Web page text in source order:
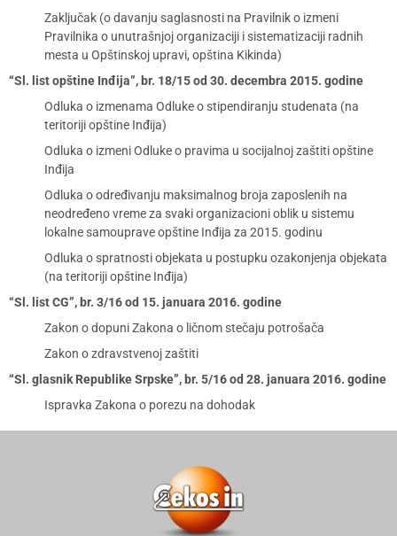
Zaključak (o davanju saglasnosti na Pravilnik o izmeni
Pravilnika o unutrašnjoj organizaciji i sistematizaciji radnih
mesta u Opštinskoj upravi, opština Kikinda)
“Sl. list opštine Inđija”, br. 18/15 od 30. decembra 2015. godine
Odluka o izmenama Odluke o stipendiranju studenata (na
teritoriji opštine Inđija)
Odluka o izmeni Odluke o pravima u socijalnoj zaštiti opštine
Inđija
Odluka o određivanju maksimalnog broja zaposlenih na
neodređeno vreme za svaki organizacioni oblik u sistemu
lokalne samouprave opštine Inđija za 2015. godinu
Odluka o spratnosti objekata u postupku ozakonjenja objekata
(na teritoriji opštine Inđija)
“Sl. list CG”, br. 3/16 od 15. januara 2016. godine
Zakon o dopuni Zakona o ličnom stečaju potrošača
Zakon o zdravstvenoj zaštiti
“Sl. glasnik Republike Srpske”, br. 5/16 od 28. januara 2016. godine
Ispravka Zakona o porezu na dohodak